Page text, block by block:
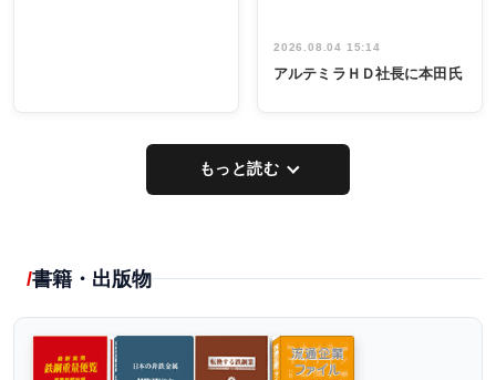
2026.08.04 15:14
アルテミラＨＤ社長に本田氏
もっと読む
書籍・出版物